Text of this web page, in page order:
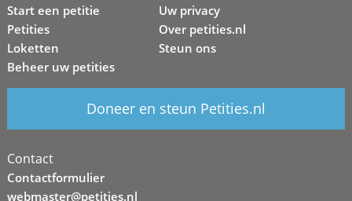
Start een petitie
Petities
Loketten
Beheer uw petities
Uw privacy
Over petities.nl
Steun ons
Doneer en steun Petities.nl
Contact
Contactformulier
webmaster@petities.nl